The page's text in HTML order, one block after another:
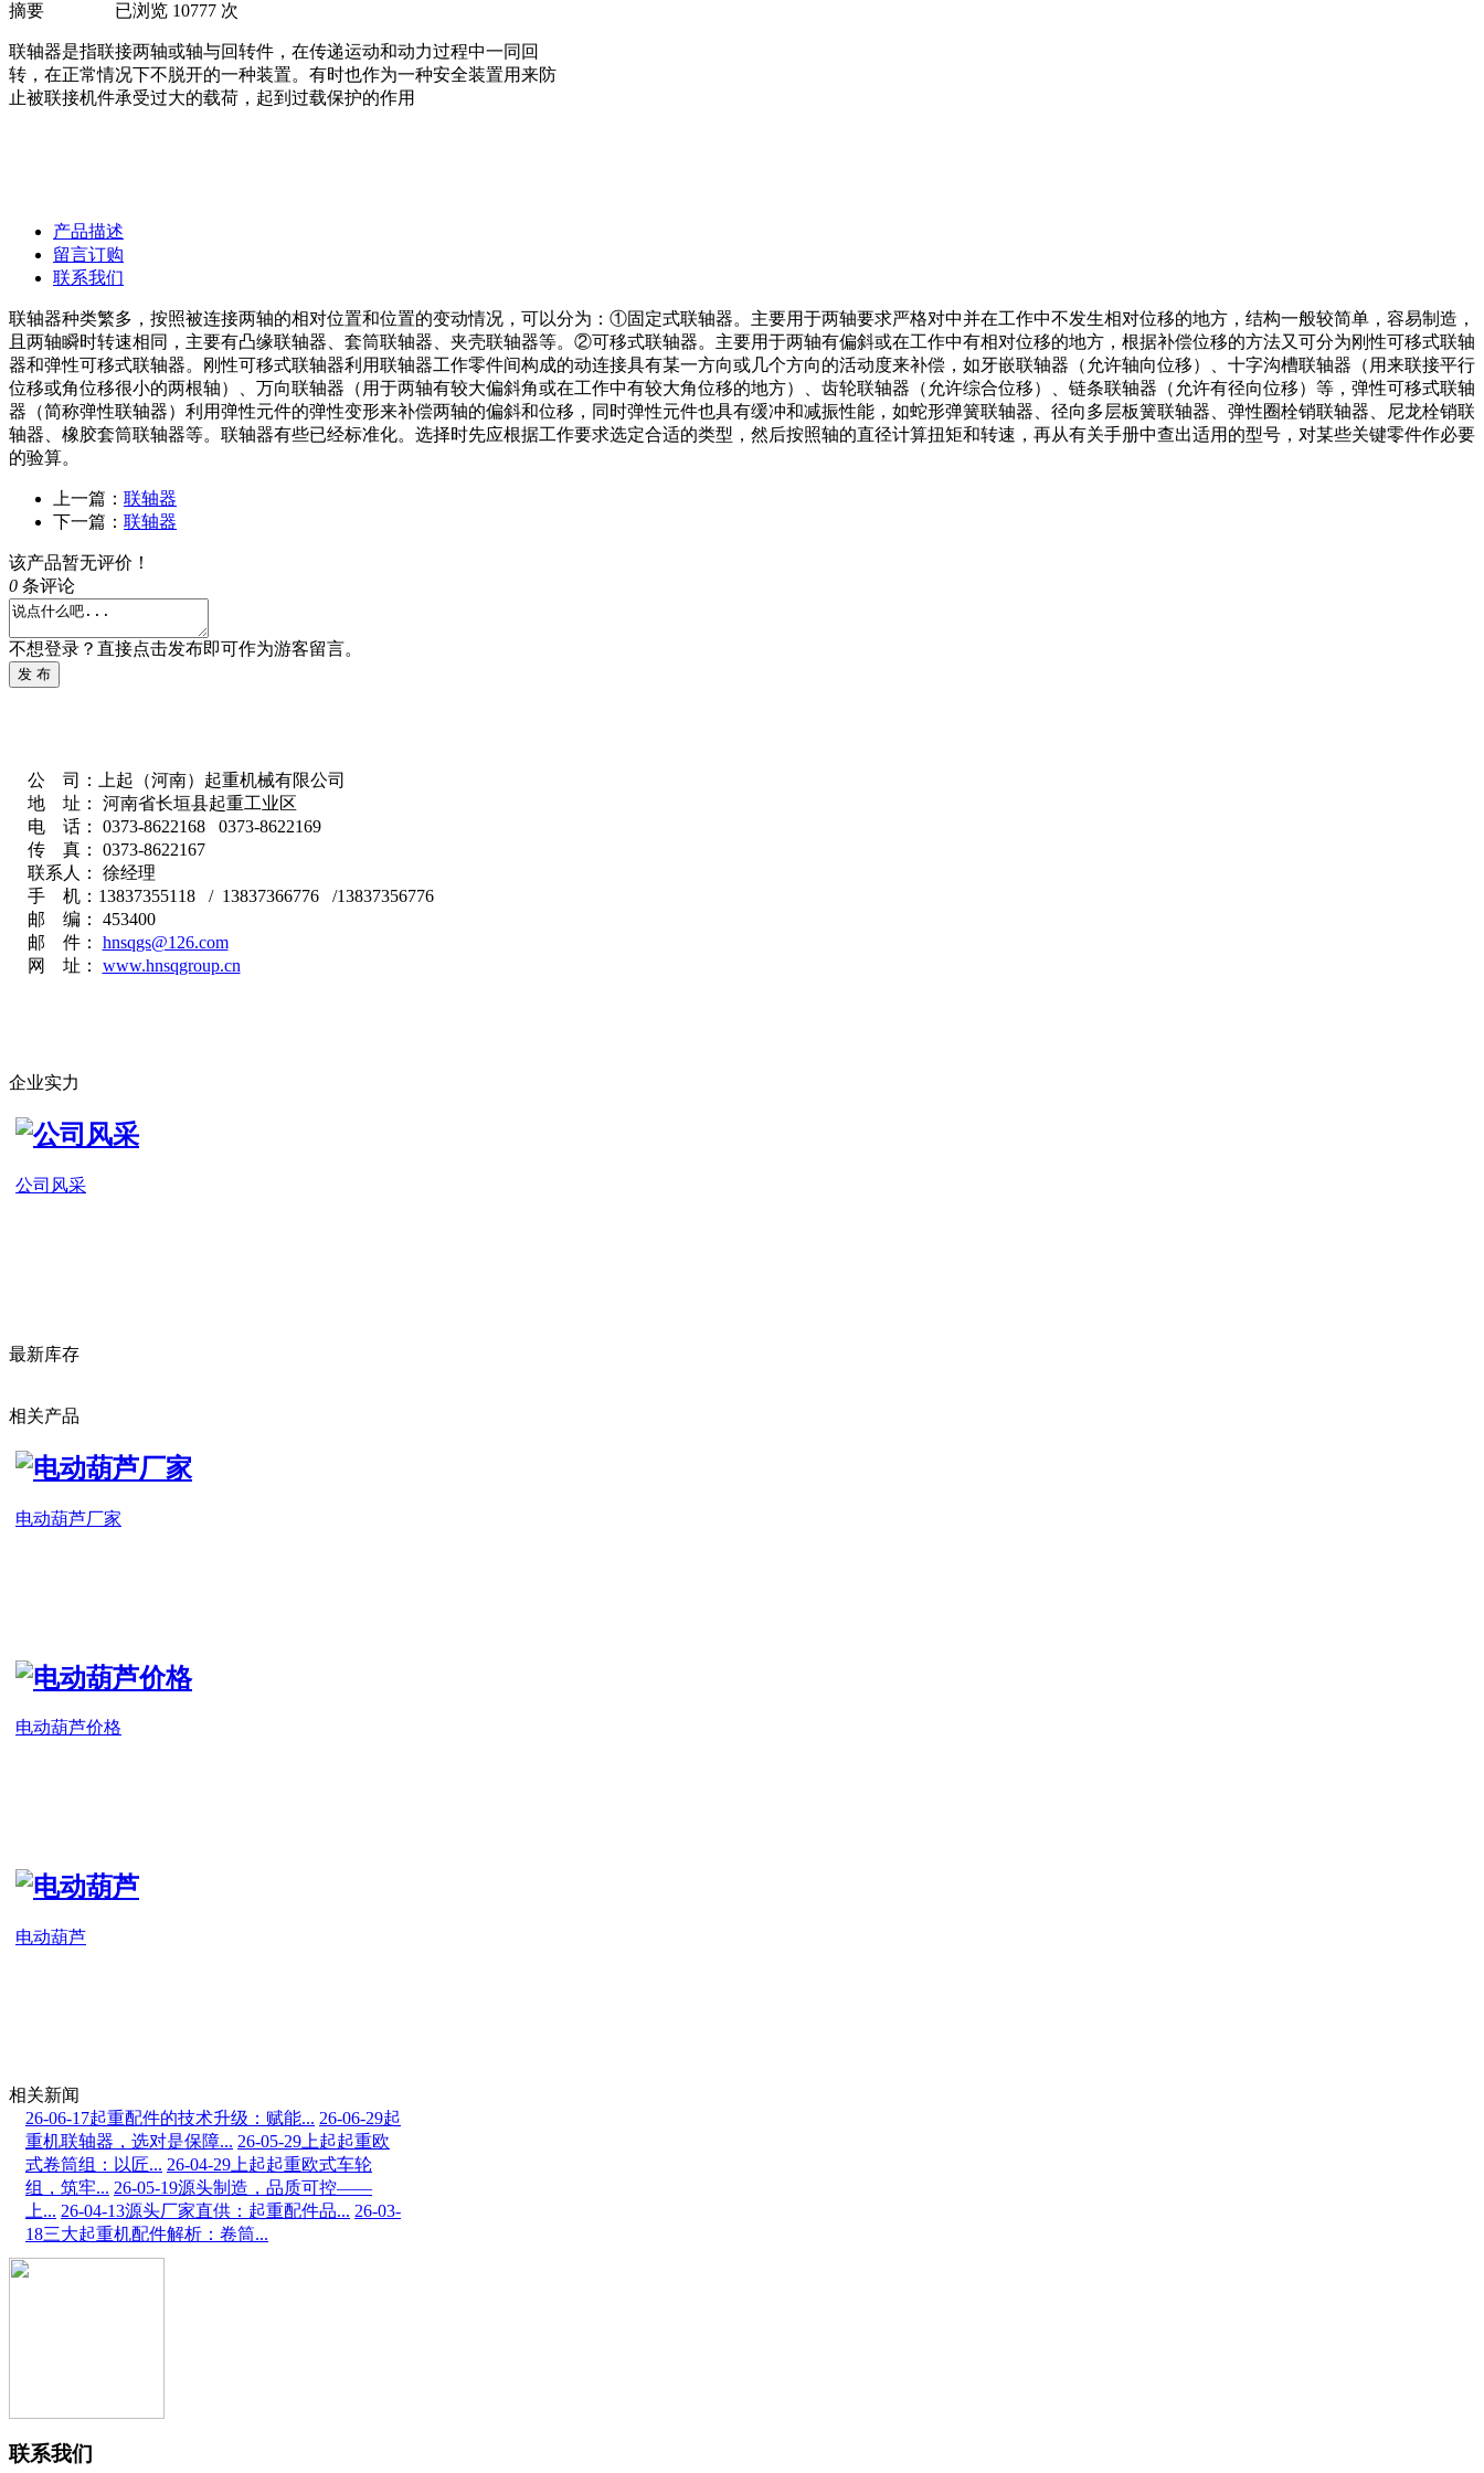
摘要 已浏览 10777 次
联轴器是指联接两轴或轴与回转件，在传递运动和动力过程中一同回
转，在正常情况下不脱开的一种装置。有时也作为一种安全装置用来防
止被联接机件承受过大的载荷，起到过载保护的作用
产品描述
留言订购
联系我们
联轴器种类繁多，按照被连接两轴的相对位置和位置的变动情况，可以分为：①固定式联轴器。主要用于两轴要求严格对中并在工作中不发生相对位移的地方，结构一般较简单，容易制造，
且两轴瞬时转速相同，主要有凸缘联轴器、套筒联轴器、夹壳联轴器等。②可移式联轴器。主要用于两轴有偏斜或在工作中有相对位移的地方，根据补偿位移的方法又可分为刚性可移式联轴
器和弹性可移式联轴器。刚性可移式联轴器利用联轴器工作零件间构成的动连接具有某一方向或几个方向的活动度来补偿，如牙嵌联轴器（允许轴向位移）、十字沟槽联轴器（用来联接平行
位移或角位移很小的两根轴）、万向联轴器（用于两轴有较大偏斜角或在工作中有较大角位移的地方）、齿轮联轴器（允许综合位移）、链条联轴器（允许有径向位移）等，弹性可移式联轴
器（简称弹性联轴器）利用弹性元件的弹性变形来补偿两轴的偏斜和位移，同时弹性元件也具有缓冲和减振性能，如蛇形弹簧联轴器、径向多层板簧联轴器、弹性圈栓销联轴器、尼龙栓销联
轴器、橡胶套筒联轴器等。联轴器有些已经标准化。选择时先应根据工作要求选定合适的类型，然后按照轴的直径计算扭矩和转速，再从有关手册中查出适用的型号，对某些关键零件作必要
的验算。
上一篇： 联轴器
下一篇： 联轴器
该产品暂无评价！
0 条评论
不想登录？直接点击发布即可作为游客留言。
发 布
公 司：上起（河南）起重机械有限公司
地 址： 河南省长垣县起重工业区
电 话： 0373-8622168 0373-8622169
传 真： 0373-8622167
联系人： 徐经理
手 机：13837355118 / 13837366776 /13837356776
邮 编： 453400
邮 件： hnsqgs@126.com
网 址： www.hnsqgroup.cn
企业实力
公司风采
最新库存
相关产品
电动葫芦厂家
电动葫芦价格
电动葫芦
相关新闻
26-06-17起重配件的技术升级：赋能... 26-06-29起
重机联轴器，选对是保障... 26-05-29 上起起重欧
式卷筒组：以匠... 26-04-29 上起起重欧式车轮
组，筑牢... 26-05-19源头制造，品质可控——
上... 26-04-13源头厂家直供：起重配件品... 26-03-
18三大起重机配件解析：卷筒...
联系我们